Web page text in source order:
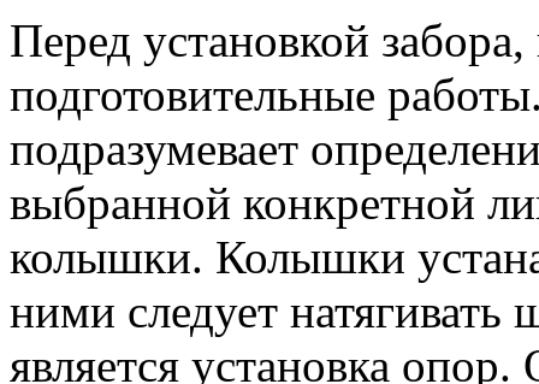
Перед установкой
подготовительные
подразумевает
выбранной конкретной
колышки. Колышки
ними следует
является установка